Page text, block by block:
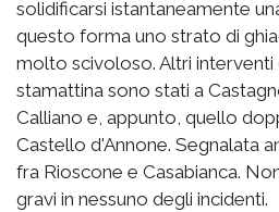
solidificarsi istantaneamente
questo forma uno strato di
molto scivoloso. Altri interventi
stamattina sono stati a
Calliano e, appunto, quello
Castello d'Annone. Segnalata
fra Rioscone e Casabianca.
gravi in nessuno degli incidenti.